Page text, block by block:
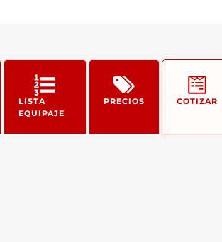
LISTA
EQUIPAJE
PRECIOS COTIZAR